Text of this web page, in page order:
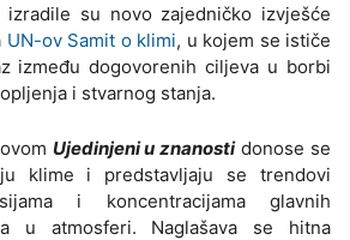
izradile su novo zajedničko izvješće
UN-ov Samit o klimi, u kojem se ističe
između dogovorenih ciljeva u borbi
i stvarnog stanja.
Ujedinjeni u znanostidonose se
klime i predstavljaju se trendovi
i koncentracijama glavnih
u atmosferi. Naglašava se hitna